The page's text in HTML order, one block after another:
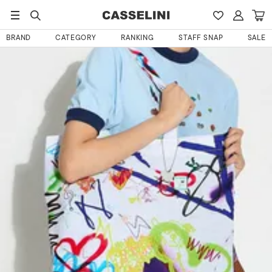
BRAND CATEGORY RANKING STAFF SNAP SALE